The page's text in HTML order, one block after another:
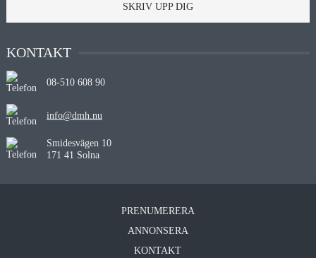
SKRIV UPP DIG
KONTAKT
08-510 608 90
info@dmh.nu
Smidesvägen 10
171 41 Solna
PRENUMERERA
ANNONSERA
KONTAKT